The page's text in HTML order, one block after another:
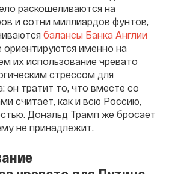
раскошеливаются на
и сотни миллиардов фунтов,
балансы Банка Англии
ориентируются именно на
их использование чревато
стрессом для
он тратит то, что вместе со
считает, как и всю Россию,
Дональд Трамп же бросает
не принадлежит.